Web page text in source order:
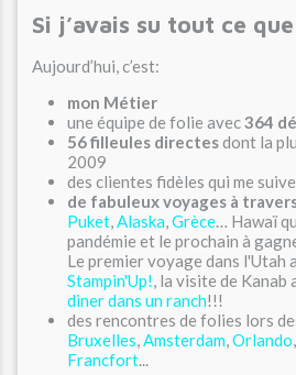
Si j’avais su tout ce
Aujourd’hui, c’est:
mon Métier
une équipe de folie avec364
56 filleules directesdont la
2009
des clientes fidèles qui me
de fabuleux voyages à
Puket,Alaska,Grèce… Hawaï
pandémie et le prochain à
Le premier voyage dans l'Utah
Stampin'Up!, la visite de Kanab
diner dans un ranch!!!
des rencontres de folies lors
Bruxelles,Amsterdam,Orlando,
Francfort...